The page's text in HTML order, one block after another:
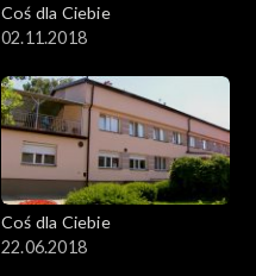
Coś dla Ciebie
02.11.2018
Coś dla Ciebie
22.06.2018